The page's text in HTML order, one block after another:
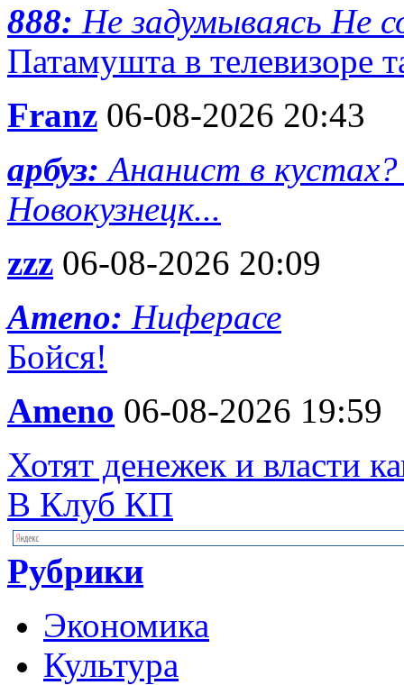
888: Не задумываясь Не
Патамушта в телевизоре
Franz 06-08-2026 20:43
арбуз:Ананист в
Новокузнецк...
zzz 06-08-2026 20:09
Ameno: Ниферасе
Бойся!
Ameno 06-08-2026 19:59
Хотят денежек и власти
В Клуб КП
Рубрики
Экономика
Культура